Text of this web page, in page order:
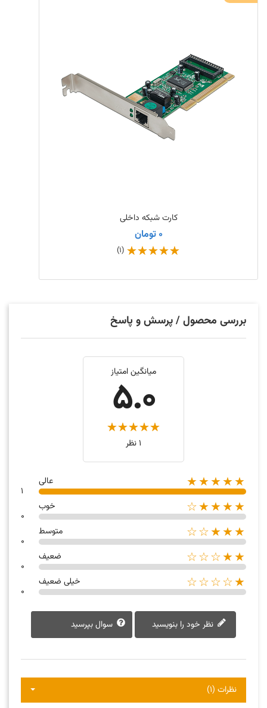
کارت شبکه داخلی
0 تومان
(1)
بررسی محصول / پرسش و پاسخ
میانگین امتیاز
5.0
1 نظر
★★★★★ عالی
1
★★★★☆
خوب
0
★★★☆☆
متوسط
0
★★☆☆☆
ضعیف
0
★☆☆☆☆
خیلی ضعیف
0
سوال بپرسید
نظرات (1)